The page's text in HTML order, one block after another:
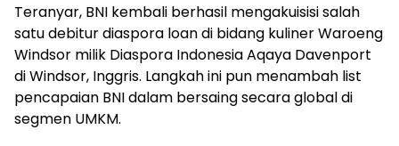
Teranyar, BNI kembali berhasil mengakuisisi salah
satu debitur diaspora loan di bidang kuliner Waroeng
Windsor milik Diaspora Indonesia Aqaya Davenport
di Windsor, Inggris. Langkah ini pun menambah list
pencapaian BNI dalam bersaing secara global di
segmen UMKM.